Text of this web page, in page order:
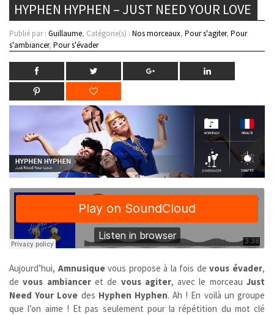
HYPHEN HYPHEN – JUST NEED YOUR LOVE
Publié par : Guillaume, Catégorie(s) : Nos morceaux, Pour s'agiter, Pour
s'ambiancer, Pour s'évader
Aujourd’hui, Amnusiquevous propose à la fois devous évader,
devous ambianceret de vous agiter, avec le morceauJust
Need Your Love des Hyphen Hyphen. Ah ! En voilà un groupe
que l’on aime ! Et pas seulement pour la répétition du mot clé